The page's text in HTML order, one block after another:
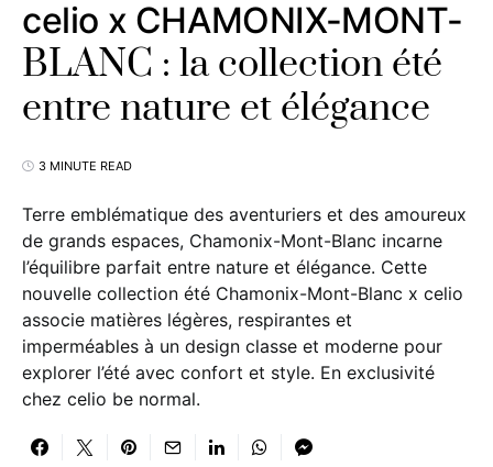
celio x CHAMONIX-MONT-
BLANC : la collection été
entre nature et élégance
3 MINUTE READ
Terre emblématique des aventuriers et des amoureux
de grands espaces, Chamonix-Mont-Blanc incarne
l’équilibre parfait entre nature et élégance. Cette
nouvelle collection été Chamonix-Mont-Blanc x celio
associe matières légères, respirantes et
imperméables à un design classe et moderne pour
explorer l’été avec confort et style. En exclusivité
chez celio be normal.